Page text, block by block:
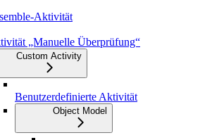
Aktivität
„Manuelle Überprüfung“
Custom Activity
Benutzerdefinierte Aktivität
Object Model